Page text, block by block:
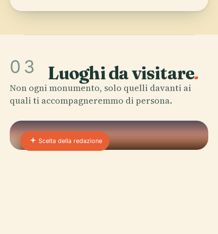
03 Luoghi da visitare.
Non ogni monumento, solo quelli davanti ai
quali ti accompagneremmo di persona.
Scelta della redazione